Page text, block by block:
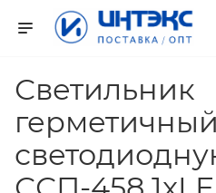
Светильник